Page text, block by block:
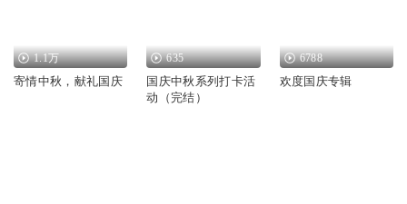
1.1万
寄情中秋，献礼国庆
635
国庆中秋系列打卡活
动（完结）
6788
欢度国庆专辑